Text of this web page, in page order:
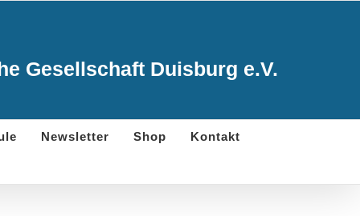
Gesellschaft Duisburg e.V.
Newsletter Shop Kontakt